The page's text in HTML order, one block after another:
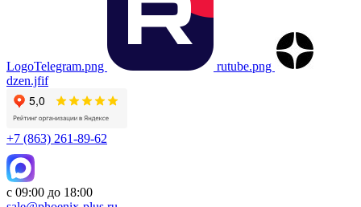
LogoTelegram.png
rutube.png
dzen.jfif
+7 (863) 261-89-62
с 09:00 до 18:00